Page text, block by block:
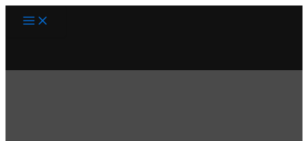
Main
Menu